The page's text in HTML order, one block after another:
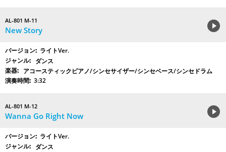
AL-801 M-11
New Story
ライトVer.
ダンス
アコースティックピアノ/シンセサイザー/シンセベース/シンセドラム
3:32
AL-801 M-12
Wanna Go Right Now
ライトVer.
ダンス